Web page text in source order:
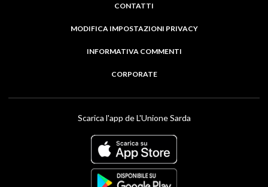
CONTATTI
MODIFICA IMPOSTAZIONI PRIVACY
INFORMATIVA COMMENTI
CORPORATE
Scarica l'app de L'Unione Sarda